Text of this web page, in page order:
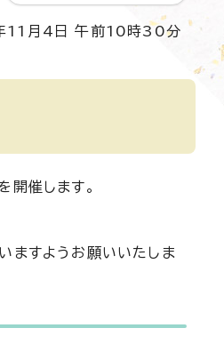
11月4日 午前10時30分
開催します。
ますようお願いいたしま